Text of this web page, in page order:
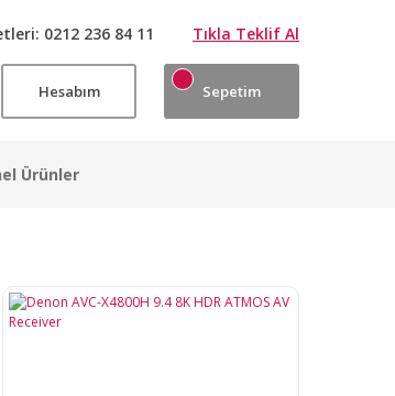
0212 236 84 11 Tıkla Teklif Al
Hesabım Sepetim
Ürünler